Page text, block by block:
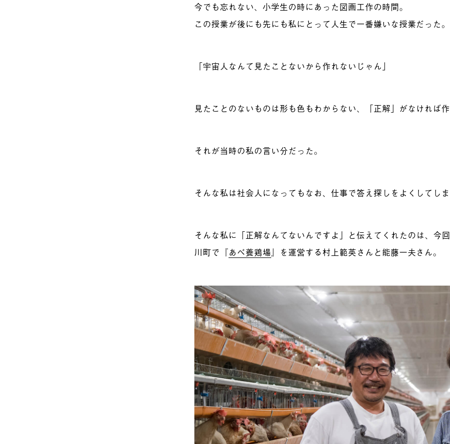
今でも忘れない、小学生の時にあった図画工作の時間。
この授業が後にも先にも私にとって人生で一番嫌いな授業だった。
「宇宙人なんて見たことないから作れないじゃん」
見たことのないものは形も色もわからない、 「正解」がなければ
それが当時の私の言い分だった。
そんな私は社会人になってもなお、仕事で答え探しをよくしてしま
そんな私に「正解なんてないんですよ」と伝えてくれたのは、今
川町で『あべ養鶏場』を運営する村上範英さんと能藤一夫さん。